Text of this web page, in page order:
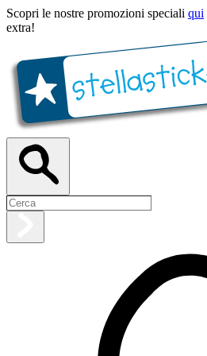
Scopri le nostre promozioni speciali qui
extra!